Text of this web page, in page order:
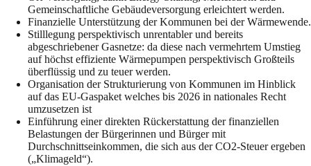
Gemeinschaftliche Gebäudeversorgung erleichtert werden.
Finanzielle Unterstützung der Kommunen bei der Wärmewende.
Stilllegung perspektivisch unrentabler und bereits
abgeschriebener Gasnetze: da diese nach vermehrtem Umstieg
auf höchst effiziente Wärmepumpen perspektivisch Großteils
überflüssig und zu teuer werden.
Organisation der Strukturierung von Kommunen im Hinblick
auf das EU-Gaspaket welches bis 2026 in nationales Recht
umzusetzen ist
Einführung einer direkten Rückerstattung der finanziellen
Belastungen der Bürgerinnen und Bürger mit
Durchschnittseinkommen, die sich aus der CO2-Steuer ergeben
(„Klimageld“).